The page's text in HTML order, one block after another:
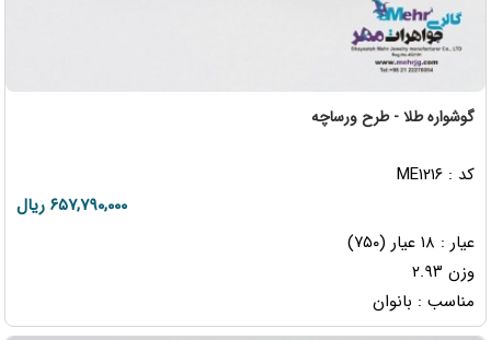
گوشواره طلا - طرح ورساچه
کد : ME۱۲۱۶
۶۵۷,۷۹۰,۰۰۰ ریال
عیار : ۱۸ عیار (۷۵۰)
وزن ۲.۹۳
مناسب : بانوان